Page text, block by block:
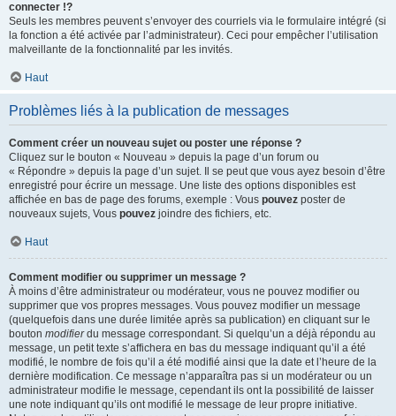
connecter !?
Seuls les membres peuvent s’envoyer des courriels via le formulaire intégré (si
la fonction a été activée par l’administrateur). Ceci pour empêcher l’utilisation
malveillante de la fonctionnalité par les invités.
Haut
Problèmes liés à la publication de messages
Comment créer un nouveau sujet ou poster une réponse ?
Cliquez sur le bouton « Nouveau » depuis la page d’un forum ou
« Répondre » depuis la page d’un sujet. Il se peut que vous ayez besoin d’être
enregistré pour écrire un message. Une liste des options disponibles est
affichée en bas de page des forums, exemple : Vous pouvez poster de
nouveaux sujets, Vous pouvez joindre des fichiers, etc.
Haut
Comment modifier ou supprimer un message ?
À moins d’être administrateur ou modérateur, vous ne pouvez modifier ou
supprimer que vos propres messages. Vous pouvez modifier un message
(quelquefois dans une durée limitée après sa publication) en cliquant sur le
bouton modifierdu message correspondant. Si quelqu’un a déjà répondu au
message, un petit texte s’affichera en bas du message indiquant qu’il a été
modifié, le nombre de fois qu’il a été modifié ainsi que la date et l’heure de la
dernière modification. Ce message n’apparaîtra pas si un modérateur ou un
administrateur modifie le message, cependant ils ont la possibilité de laisser
une note indiquant qu’ils ont modifié le message de leur propre initiative.